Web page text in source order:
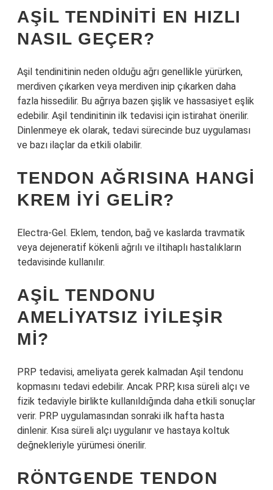
AŞIL TENDINITI EN HIZLI
NASIL GEÇER?
Aşil tendinitinin neden olduğu ağrı genellikle yürürken,
merdiven çıkarken veya merdiven inip çıkarken daha
fazla hissedilir. Bu ağrıya bazen şişlik ve hassasiyet eşlik
edebilir. Aşil tendinitinin ilk tedavisi için istirahat önerilir.
Dinlenmeye ek olarak, tedavi sürecinde buz uygulaması
ve bazı ilaçlar da etkili olabilir.
TENDON AĞRISINA HANGI
KREM IYI GELIR?
Electra-Gel. Eklem, tendon, bağ ve kaslarda travmatik
veya dejeneratif kökenli ağrılı ve iltihaplı hastalıkların
tedavisinde kullanılır.
AŞIL TENDONU
AMELIYATSIZ IYILEŞIR
MI?
PRP tedavisi, ameliyata gerek kalmadan Aşil tendonu
kopmasını tedavi edebilir. Ancak PRP, kısa süreli alçı ve
fizik tedaviyle birlikte kullanıldığında daha etkili sonuçlar
verir. PRP uygulamasından sonraki ilk hafta hasta
dinlenir. Kısa süreli alçı uygulanır ve hastaya koltuk
değnekleriyle yürümesi önerilir.
RÖNTGENDE TENDON